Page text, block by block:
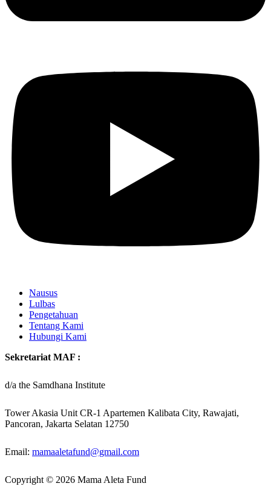
Nausus
Lulbas
Pengetahuan
Tentang Kami
Hubungi Kami
Sekretariat MAF :
d/a the Samdhana Institute
Tower Akasia Unit CR-1 Apartemen Kalibata City, Rawajati,
Pancoran, Jakarta Selatan 12750
Email: mamaaletafund@gmail.com
Copyright © 2026 Mama Aleta Fund